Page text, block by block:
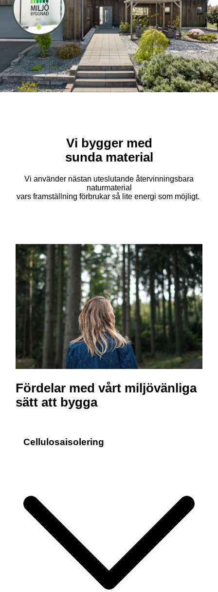
Vi bygger med
sunda material
Vi använder nästan uteslutande återvinningsbara
naturmaterial
vars framställning förbrukar så lite energi som möjligt.
Fördelar med vårt miljövänliga
sätt att bygga
Cellulosaisolering